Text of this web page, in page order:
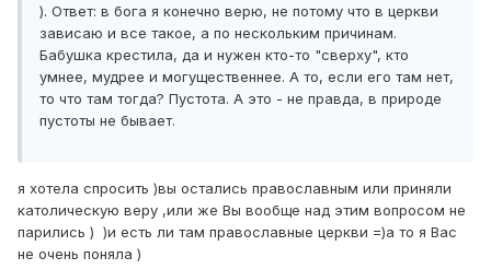
). Ответ: в бога я конечно верю, не потому что в церкви
зависаю и все такое, а по нескольким причинам.
Бабушка крестила, да и нужен кто-то "сверху", кто
умнее, мудрее и могущественнее. А то, если его там нет,
то что там тогда? Пустота. А это - не правда, в природе
пустоты не бывает.
я хотела спросить )вы остались православным или приняли
католическую веру ,или же Вы вообще над этим вопросом не
парились ) )и есть ли там православные церкви =)а то я Вас
не очень поняла )